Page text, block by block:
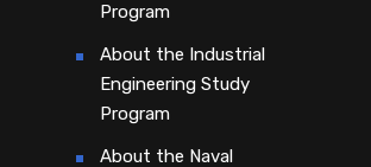
Program
About the Industrial
Engineering Study
Program
About the Naval